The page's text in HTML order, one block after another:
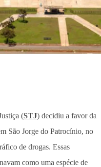
(STJ) decidiu a favor da
São Jorge do Patrocínio, no
de drogas. Essas
como uma espécie de